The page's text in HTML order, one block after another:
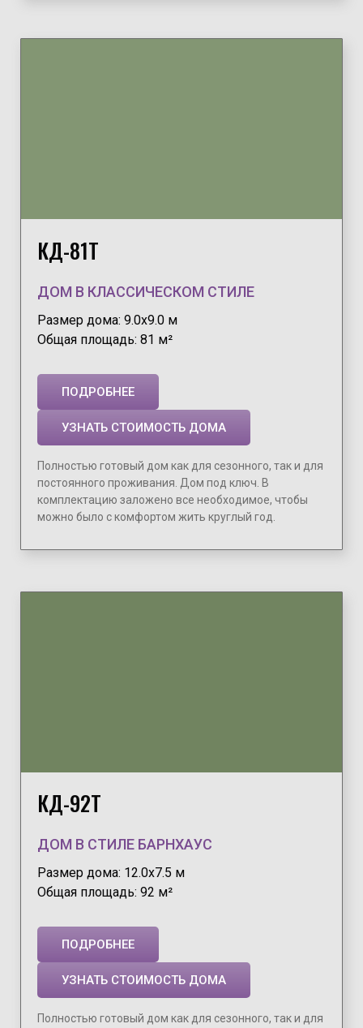
КД-81Т
ДОМ В КЛАССИЧЕСКОМ СТИЛЕ
Размер дома: 9.0х9.0 м
Общая площадь: 81 м²
ПОДРОБНЕЕ
УЗНАТЬ СТОИМОСТЬ ДОМА
Полностью готовый дом как для сезонного, так и для
постоянного проживания. Дом под ключ. В
комплектацию заложено все необходимое, чтобы
можно было с комфортом жить круглый год.
КД-92Т
ДОМ В СТИЛЕ БАРНХАУС
Размер дома: 12.0х7.5 м
Общая площадь: 92 м²
ПОДРОБНЕЕ
УЗНАТЬ СТОИМОСТЬ ДОМА
Полностью готовый дом как для сезонного, так и для